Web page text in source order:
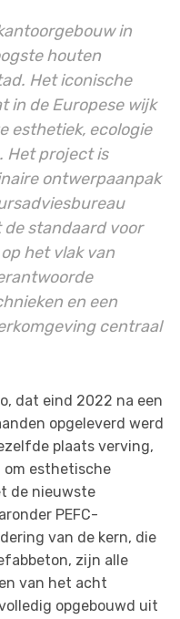
in
houten
Het iconische
in de Europese wijk
esthetiek, ecologie
Het project is
ontwerpaanpak
standaard voor
het vlak van
en een
centraal
dat eind 2022 na een
opgeleverd werd
plaats verving,
om esthetische
de nieuwste
PEFC-
van de kern, die
zijn alle
van het acht
opgebouwd uit